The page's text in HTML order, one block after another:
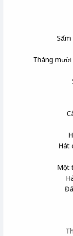
Tháng
Hát
Một